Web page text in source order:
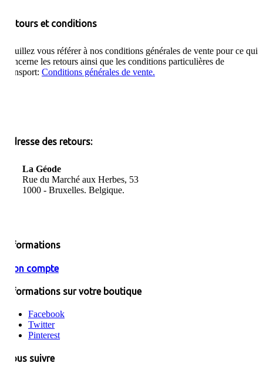
Retours et conditions
Veuillez vous référer à nos conditions générales de vente pour ce qui
concerne les retours ainsi que les conditions particulières de
transport: Conditions générales de vente.
Adresse des retours:
La Géode
Rue du Marché aux Herbes, 53
1000 - Bruxelles. Belgique.
Informations
Mon compte
Informations sur votre boutique
Facebook
Twitter
Pinterest
Nous suivre